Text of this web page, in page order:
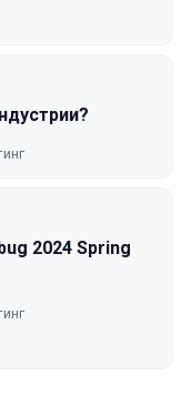
2024 Spring